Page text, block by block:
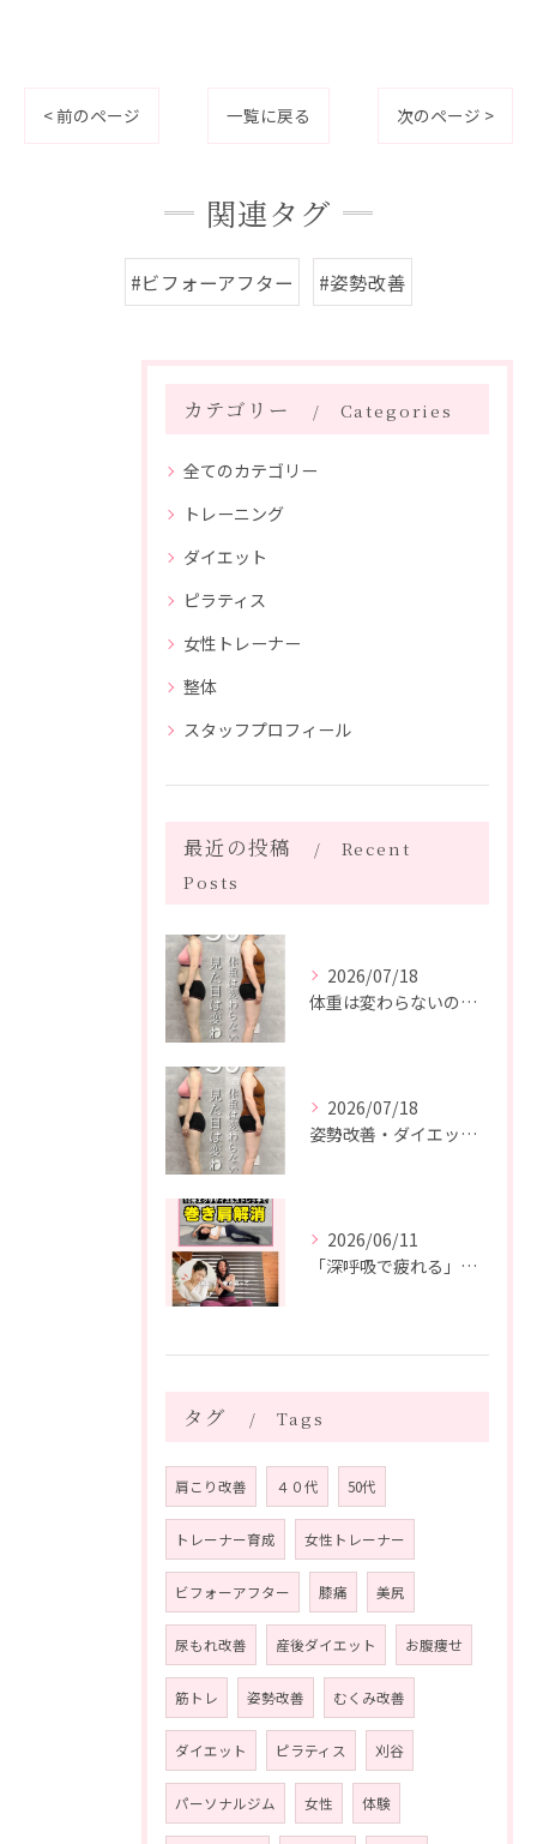
< 前のページ 一覧に戻る 次のページ >
関連タグ
#ビフォーアフター #姿勢改善
カテゴリー Categories
全てのカテゴリー
トレーニング
ダイエット
ピラティス
女性トレーナー
整体
スタッフプロフィール
最近の投稿
Recent
Posts
2026/07/18
体重は変わらないのに、見た目は変わった。
2026/07/18
姿勢改善・ダイエット・ピラティス【５０代・M様】
2026/06/11
「深呼吸で疲れる」の、実は普通じゃありません。
タグ Tags
肩こり改善 ４０代 50代
トレーナー育成 女性トレーナー
ビフォーアフター 膝痛 美尻
尿もれ改善 産後ダイエット お腹痩せ
筋トレ 姿勢改善 むくみ改善
ダイエット ピラティス 刈谷
パーソナルジム 女性 体験